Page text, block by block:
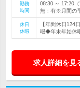
勤務
時間
08:30 ～ 17:20
無：有※月間の
休日
休暇
【年間休日
暇◆年末年始休
求人詳細を見